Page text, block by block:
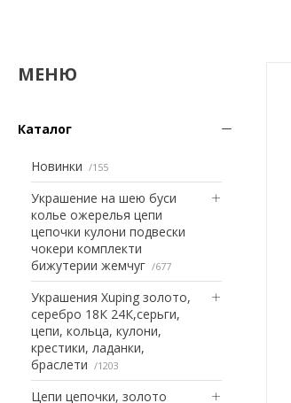
Каталог
Новинки 155
Украшение на шею буси
колье ожерелья цепи
цепочки кулони подвески
чокери комплекти
бижутерии жемчуг
677
Украшения Xuping золото,
серебро 18К 24К,серьги,
цепи, кольца, кулони,
крестики, ладанки,
браслети
1203
Цепи цепочки, золото